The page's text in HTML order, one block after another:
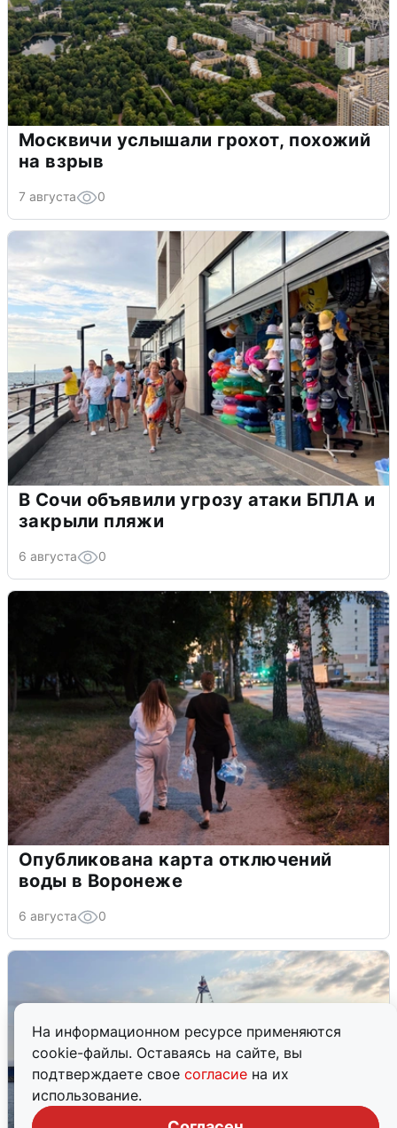
На информационном ресурсе применяются
cookie-файлы. Оставаясь на сайте, вы
подтверждаете свое согласие на их
использование.
Москвичи услышали грохот, похожий
на взрыв
7 августа 0
В Сочи объявили угрозу атаки БПЛА и
закрыли пляжи
6 августа 0
Опубликована карта отключений
воды в Воронеже
6 августа 0